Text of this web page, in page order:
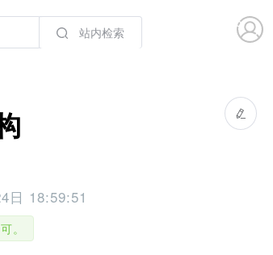
站内检索
日 18:59:51
。